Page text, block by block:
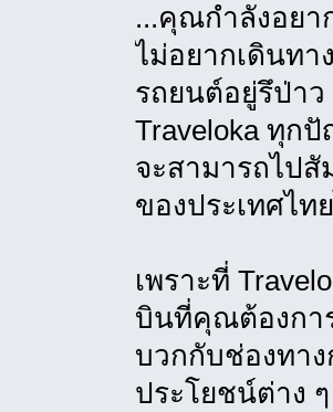
...คุณกำลังอยา
ไม่อยากเดินทา
รถยนต์อยู่รึป่าว
Traveloka ทุก
จะสามารถไปสั
ของประเทศไท
เพราะที่
บินที่คุณต้องกา
บวกกับช่องทา
ประโยชน์ต่าง